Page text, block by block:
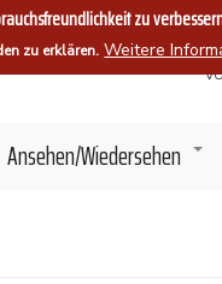
zu
zu erklären. Weitere
+
Ansehen/Wiedersehen